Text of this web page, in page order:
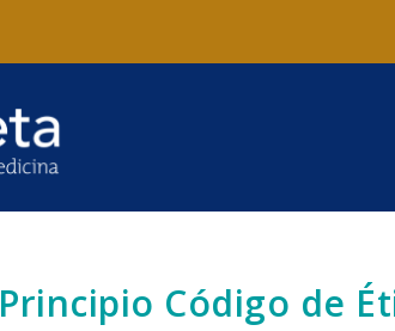
Principio Código de